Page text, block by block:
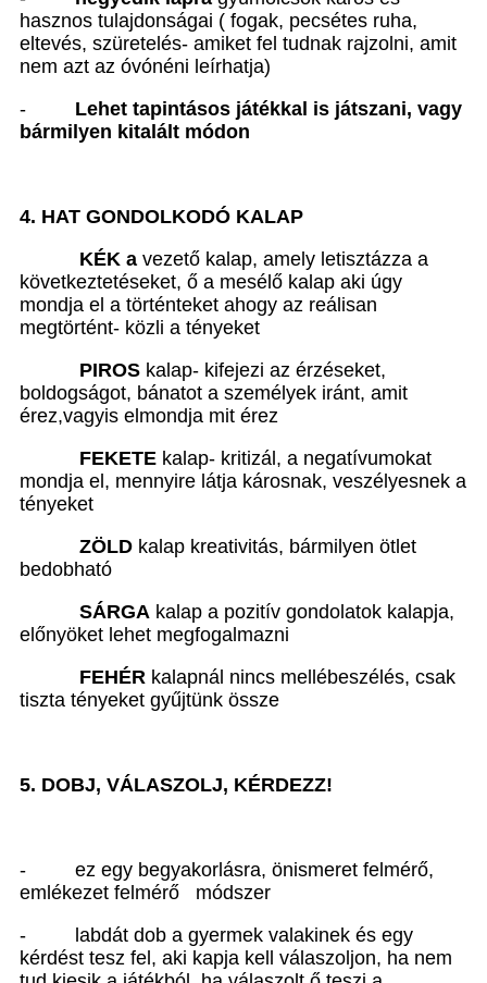
hasznos tulajdonságai ( fogak, pecsétes ruha,
eltevés, szüretelés- amiket fel tudnak rajzolni, amit
nem azt az óvónéni leírhatja)
- Lehet tapintásos játékkal is játszani, vagy
bármilyen kitalált módon
4. HAT GONDOLKODÓ KALAP
KÉK a vezető kalap, amely letisztázza a
következtetéseket, ő a mesélő kalap aki úgy
mondja el a történteket ahogy az reálisan
megtörtént- közli a tényeket
PIROS kalap- kifejezi az érzéseket,
boldogságot, bánatot a személyek iránt, amit
érez,vagyis elmondja mit érez
FEKETE kalap- kritizál, a negatívumokat
mondja el, mennyire látja károsnak, veszélyesnek a
tényeket
ZÖLD kalap kreativitás, bármilyen ötlet
bedobható
SÁRGA kalap a pozitív gondolatok kalapja,
előnyöket lehet megfogalmazni
FEHÉR kalapnál nincs mellébeszélés, csak
tiszta tényeket gyűjtünk össze
5. DOBJ, VÁLASZOLJ, KÉRDEZZ!
- ez egy begyakorlásra, önismeret felmérő,
emlékezet felmérő módszer
- labdát dob a gyermek valakinek és egy
kérdést tesz fel, aki kapja kell válaszoljon, ha nem